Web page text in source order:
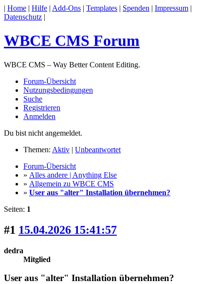
| Home | Hilfe | Add-Ons | Templates | Spenden | Impressum |
Datenschutz |
WBCE CMS Forum
WBCE CMS – Way Better Content Editing.
Forum-Übersicht
Nutzungsbedingungen
Suche
Registrieren
Anmelden
Du bist nicht angemeldet.
Themen: Aktiv | Unbeantwortet
Forum-Übersicht
» Alles andere | Anything Else
» Allgemein zu WBCE CMS
» User aus "alter" Installation übernehmen?
Seiten: 1
#1 15.04.2026 15:41:57
dedra
Mitglied
User aus "alter" Installation übernehmen?